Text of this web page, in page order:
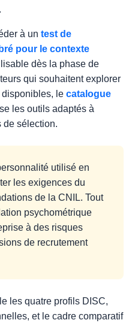
à un test de
pour le contexte
dès la phase de
qui souhaitent explorer
disponibles, le catalogue
les outils adaptés à
de sélection.
utilisé en
les exigences du
de la CNIL. Tout
psychométrique
à des risques
de recrutement
les quatre profils DISC,
et le cadre comparatif